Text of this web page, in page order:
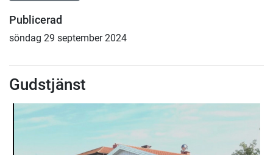
Publicerad
söndag 29 september 2024
Gudstjänst